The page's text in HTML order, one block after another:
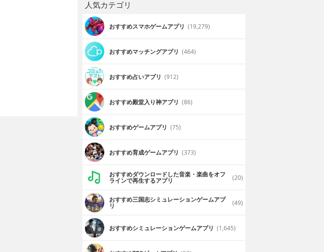
人気カテゴリ
おすすめスマホゲームアプリ (19,279)
おすすめマッチングアプリ (464)
おすすめ占いアプリ (912)
おすすめ殿堂入り神アプリ (86)
おすすめゲームアプリ (75)
おすすめ育成ゲームアプリ (373)
おすすめダウンロードした音楽・楽曲をオフ
ラインで再生するアプリ (20)
おすすめ三国志シミュレーションゲームアプ
リ (49)
おすすめシミュレーションゲームアプリ (1,645)